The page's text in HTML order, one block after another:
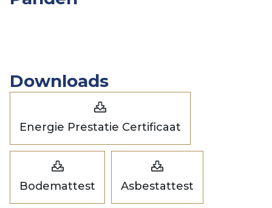
Downloads
Energie Prestatie Certificaat
Bodemattest Asbestattest